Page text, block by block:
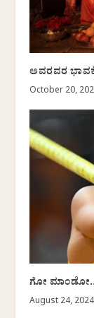
ಅವರವರ
October 20,
ಗೋ
August 24, 2024